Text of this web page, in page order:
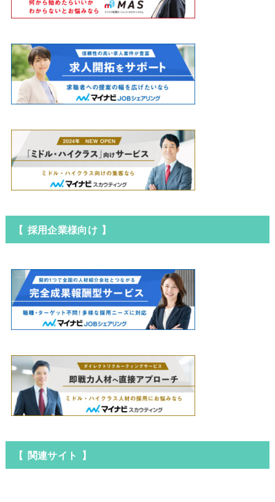
【 採用企業様向け 】
【 関連サイト 】